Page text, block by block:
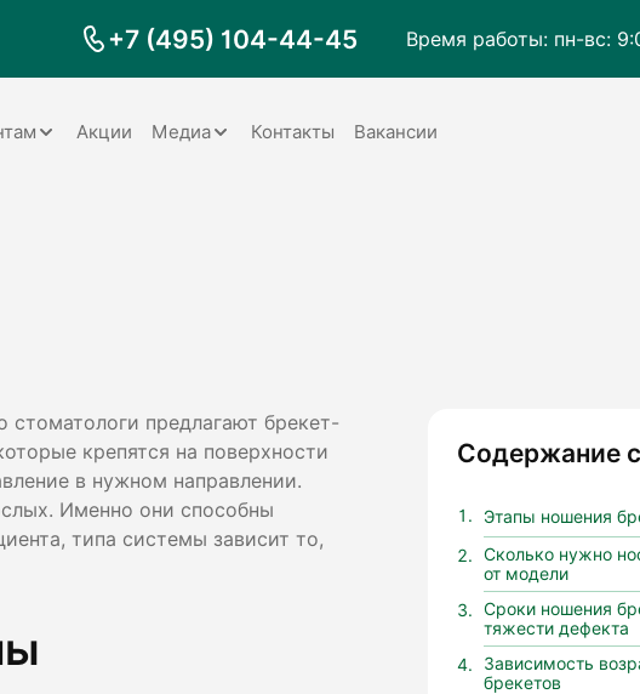
+7 (495) 104-44-45 Время работы: пн-вс:
Акции Медиа Контакты Вакансии
Содержание
Этапы ношения
Сколько нужно
от модели
Сроки ношения
тяжести дефекта
Зависимость
брекетов
предлагают брекет-
крепятся на поверхности
в нужном направлении.
Именно они способны
типа системы зависит то,